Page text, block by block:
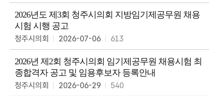
2026년도 제3회 청주시의회 지방임기제공무원 채용
시험 시행 공고
청주시의회 2026-07-06 613
2026년 제2회 청주시의회 임기제공무원 채용시험 최
종합격자 공고 및 임용후보자 등록안내
청주시의회 2026-06-29 540